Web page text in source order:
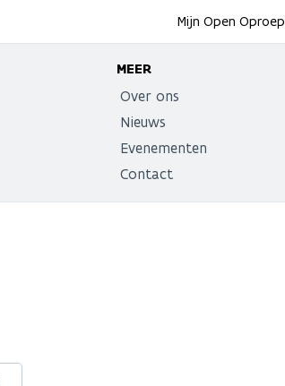
Mijn Open Oproep
MEER
Over ons
Nieuws
Evenementen
Contact